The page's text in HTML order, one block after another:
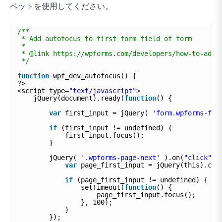
ペットを使用してください。
/**
* Add autofocus to first form field of form
*
* @link https://wpforms.com/developers/how-to-
*/
function wpf_dev_autofocus() {
?>
<script type="text/javascript">
jQuery(document).ready(function() {
var first_input = jQuery(
'form.wpforms-
if
(first_input != undefined) {
first_input.focus();
}
jQuery(
'.wpforms-page-next' ).on( "click"
var page_first_input =
if
(page_first_input != undefined) {
setTimeout(function() {
page_first_input.focus();
}, 100);
}
});